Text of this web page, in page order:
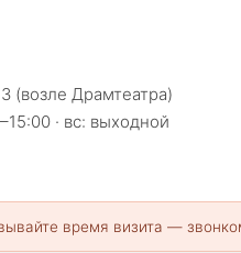
(возле Драмтеатра)
· вс: выходной
время визита —